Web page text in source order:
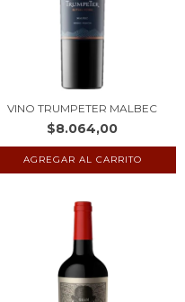
VINO TRUMPETER MALBEC
$8.064,00